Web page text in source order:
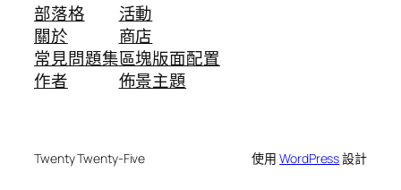
部落格
關於
常見問題集
作者
活動
商店
區塊版面配置
佈景主題
Twenty Twenty-Five 使用WordPress設計